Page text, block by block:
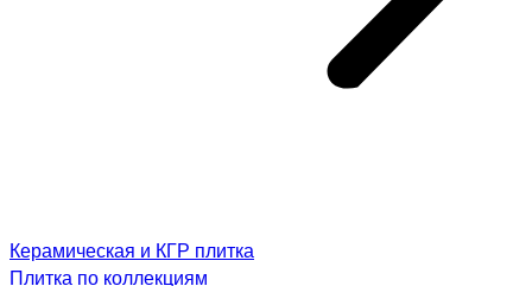
Керамическая и КГР плитка
Плитка по коллекциям